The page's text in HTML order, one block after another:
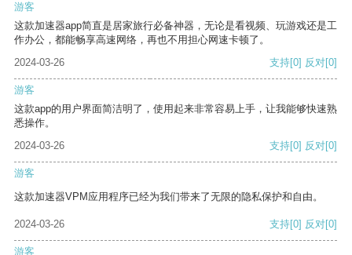
游客
这款加速器app简直是居家旅行必备神器，无论是看视频、玩游戏还是工
作办公，都能畅享高速网络，再也不用担心网速卡顿了。
2024-03-26
支持[0] 反对[0]
游客
这款app的用户界面简洁明了，使用起来非常容易上手，让我能够快速熟
悉操作。
2024-03-26
支持[0] 反对[0]
游客
这款加速器VPM应用程序已经为我们带来了无限的隐私保护和自由。
2024-03-26 支持[0] 反对[0]
游客